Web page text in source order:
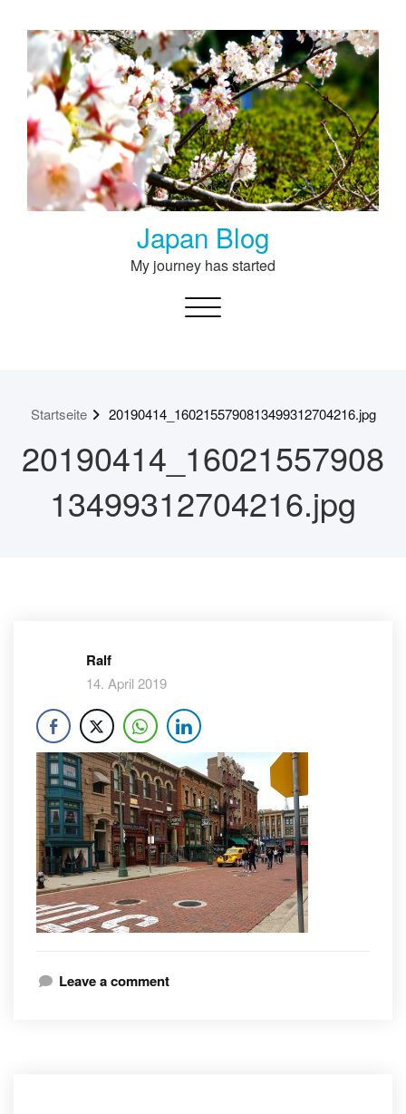
content
Japan Blog
My journey has started
Toggle navigation
Startseite 20190414_1602155790813499312704216.jpg
20190414_16021557908
13499312704216.jpg
Ralf
14. April 2019
Leave a comment